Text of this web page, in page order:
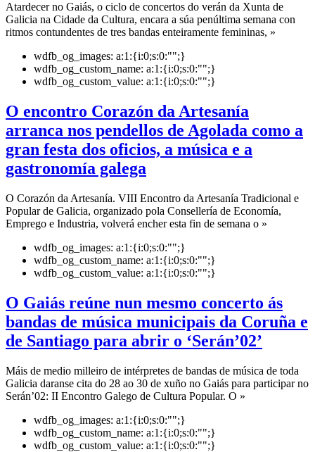
Atardecer no Gaiás, o ciclo de concertos do verán da Xunta de
Galicia na Cidade da Cultura, encara a súa penúltima semana con
ritmos contundentes de tres bandas enteiramente femininas, »
wdfb_og_images: a:1:{i:0;s:0:"";}
wdfb_og_custom_name: a:1:{i:0;s:0:"";}
wdfb_og_custom_value: a:1:{i:0;s:0:"";}
O encontro Corazón da Artesanía
arranca nos pendellos de Agolada como a
gran festa dos oficios, a música e a
gastronomía galega
O Corazón da Artesanía. VIII Encontro da Artesanía Tradicional e
Popular de Galicia, organizado pola Consellería de Economía,
Emprego e Industria, volverá encher esta fin de semana o »
wdfb_og_images: a:1:{i:0;s:0:"";}
wdfb_og_custom_name: a:1:{i:0;s:0:"";}
wdfb_og_custom_value: a:1:{i:0;s:0:"";}
O Gaiás reúne nun mesmo concerto ás
bandas de música municipais da Coruña e
de Santiago para abrir o ‘Serán’02’
Máis de medio milleiro de intérpretes de bandas de música de toda
Galicia daranse cita do 28 ao 30 de xuño no Gaiás para participar no
Serán’02: II Encontro Galego de Cultura Popular. O »
wdfb_og_images: a:1:{i:0;s:0:"";}
wdfb_og_custom_name: a:1:{i:0;s:0:"";}
wdfb_og_custom_value: a:1:{i:0;s:0:"";}